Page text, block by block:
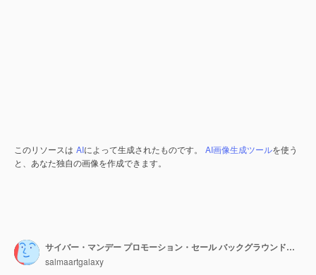
このリソースは AIによって生成されたものです。 AI画像生成ツールを使う
と、あなた独自の画像を作成できます。
サイバー・マンデー プロモーション・セール バックグラウンド・バナーやカードデザイン
salmaartgalaxy